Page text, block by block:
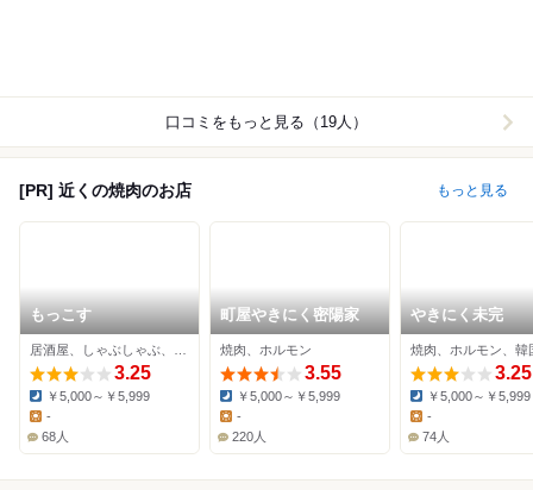
口コミをもっと見る（19人）
[PR] 近くの焼肉のお店 もっと見る
もっこす
3.25
Dinner:
￥5,000～￥5,999
Lunch:
-
68人
町屋やきにく密陽家
焼肉、ホルモン
3.55
Dinner:
￥5,000～￥5,999
-
220人
やきにく未完
焼肉、ホルモン、韓
3.25
Dinner:
￥5,000～￥5,999
Lunch:
-
74人